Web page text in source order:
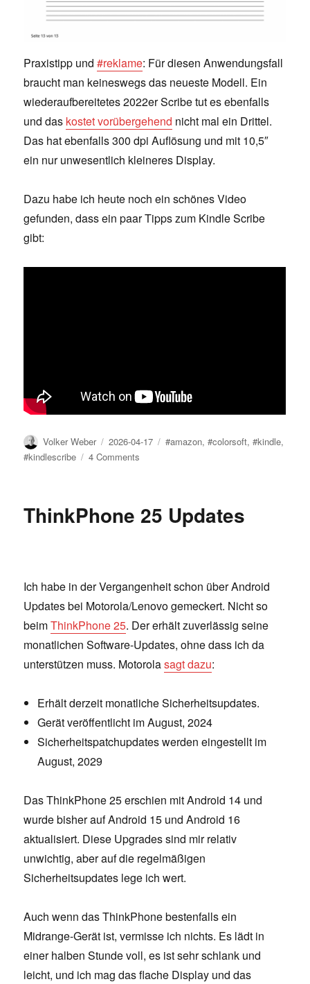
Praxistipp und#reklame: Für diesen Anwendungsfall
braucht man keineswegs das neueste Modell. Ein
wiederaufbereitetes 2022er Scribe tut es ebenfalls
und das kostet vorübergehend nicht mal ein Drittel.
Das hat ebenfalls 300 dpi Auflösung und mit 10,5″
ein nur unwesentlich kleineres Display.
Dazu habe ich heute noch ein schönes Video
gefunden, dass ein paar Tipps zum Kindle Scribe
gibt:
Author
Volker Weber
Posted
on
2026-04-17 Tags
#amazon,#colorsoft,#kindle,
#kindlescribe
4 Comments
als
ThinkPhone 25 Updates
Ich habe in der Vergangenheit schon über Android
Updates bei Motorola/Lenovo gemeckert. Nicht so
beimThinkPhone 25. Der erhält zuverlässig seine
monatlichen Software-Updates, ohne dass ich da
unterstützen muss. Motorolasagt dazu:
Erhält derzeit monatliche Sicherheitsupdates.
Gerät veröffentlicht im August, 2024
Sicherheitspatchupdates werden eingestellt im
August, 2029
Das ThinkPhone 25 erschien mit Android 14 und
wurde bisher auf Android 15 und Android 16
aktualisiert. Diese Upgrades sind mir relativ
unwichtig, aber auf die regelmäßigen
Sicherheitsupdates lege ich wert.
Auch wenn das ThinkPhone bestenfalls ein
Midrange-Gerät ist, vermisse ich nichts. Es lädt in
einer halben Stunde voll, es ist sehr schlank und
leicht, und ich mag das flache Display und das